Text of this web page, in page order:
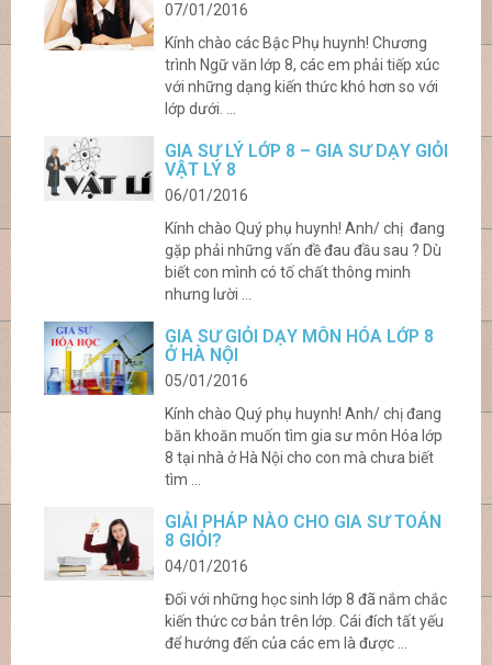
07/01/2016
Kính chào các Bậc Phụ huynh! Chương
trình Ngữ văn lớp 8, các em phải tiếp xúc
với những dạng kiến thức khó hơn so với
lớp dưới. ...
GIA SƯ LÝ LỚP 8 – GIA SƯ DẠY GIỎI
VẬT LÝ 8
06/01/2016
Kính chào Quý phụ huynh! Anh/ chị đang
gặp phải những vấn đề đau đầu sau ? Dù
biết con mình có tố chất thông minh
nhưng lười ...
GIA SƯ GIỎI DẠY MÔN HÓA LỚP 8
Ở HÀ NỘI
05/01/2016
Kính chào Quý phụ huynh! Anh/ chị đang
băn khoăn muốn tìm gia sư môn Hóa lớp
8 tại nhà ở Hà Nội cho con mà chưa biết
tìm ...
GIẢI PHÁP NÀO CHO GIA SƯ TOÁN
8 GIỎI?
04/01/2016
Đối với những học sinh lớp 8 đã nắm chắc
kiến thức cơ bản trên lớp. Cái đích tất yếu
để hướng đến của các em là được ...